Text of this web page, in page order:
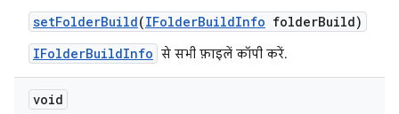
setFolderBuild(IFolderBuildInfo folderBuild)
IFolderBuildInfo से सभी फ़ाइलें कॉपी करें.
void